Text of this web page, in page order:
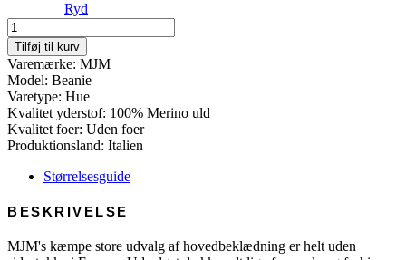
Ryd
Beanie
-
100%
Merino
Wool
antal
Tilføj til kurv
Varemærke: MJM
Model: Beanie
Varetype: Hue
Kvalitet yderstof: 100% Merino uld
Kvalitet foer: Uden foer
Produktionsland: Italien
Størrelsesguide
BESKRIVELSE
MJM's kæmpe store udvalg af hovedbeklædning er helt uden